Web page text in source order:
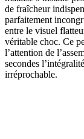
de fraîcheur
parfaitement
entre le visuel
véritable choc. Ce
l’attention de
secondes
irréprochable.